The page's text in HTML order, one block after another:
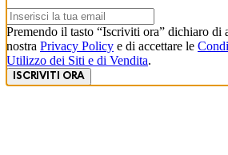
Premendo il tasto “Iscriviti ora” dichiaro di
nostra Privacy Policy e di accettare le
Utilizzo dei Siti e di Vendita.
ISCRIVITI ORA